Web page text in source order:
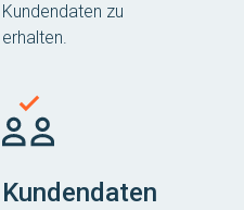
Kundendaten zu
erhalten.
Kunden­daten